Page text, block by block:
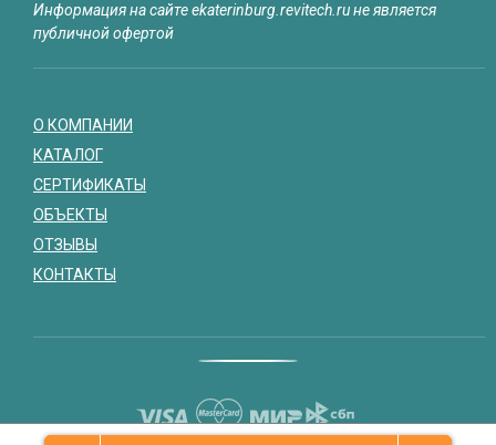
Информация на сайте ekaterinburg.revitech.ru не является
публичной офертой
О КОМПАНИИ
КАТАЛОГ
СЕРТИФИКАТЫ
ОБЪЕКТЫ
ОТЗЫВЫ
КОНТАКТЫ